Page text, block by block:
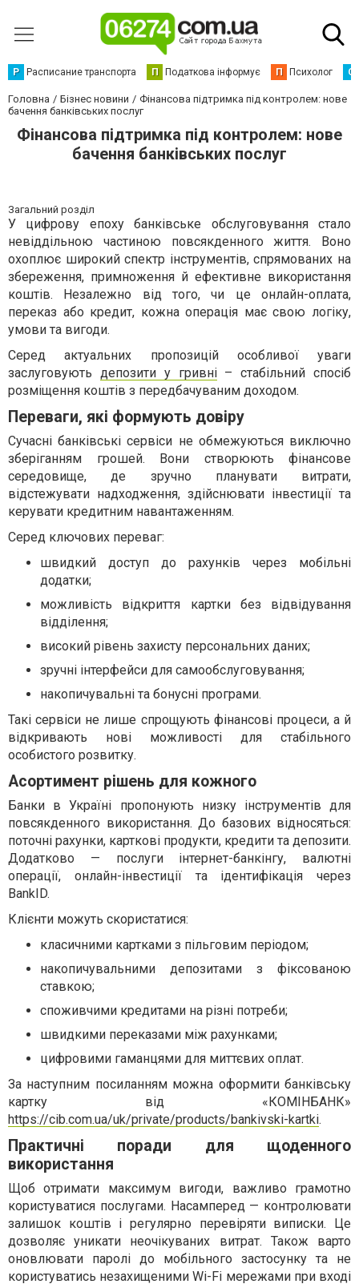
Р Расписание транспорта П Податкова інформує П Психолог С
Головна Бізнес новини
Фінансова підтримка під контролем: нове
бачення банківських послуг
Фінансова підтримка під контролем: нове
бачення банківських послуг
Загальний розділ
У цифрову епоху банківське обслуговування стало
невіддільною частиною повсякденного життя. Воно
охоплює широкий спектр інструментів, спрямованих на
збереження, примноження й ефективне використання
коштів. Незалежно від того, чи це онлайн-оплата,
переказ або кредит, кожна операція має свою логіку,
умови та вигоди.
Серед актуальних пропозицій особливої уваги
заслуговують депозити у гривні– стабільний спосіб
розміщення коштів з передбачуваним доходом.
Переваги, які формують довіру
Сучасні банківські сервіси не обмежуються виключно
зберіганням грошей. Вони створюють фінансове
середовище, де зручно планувати витрати,
відстежувати надходження, здійснювати інвестиції та
керувати кредитним навантаженням.
Серед ключових переваг:
швидкий доступ до рахунків через мобільні
додатки;
можливість відкриття картки без відвідування
відділення;
високий рівень захисту персональних даних;
зручні інтерфейси для самообслуговування;
накопичувальні та бонусні програми.
Такі сервіси не лише спрощують фінансові процеси, а й
відкривають нові можливості для стабільного
особистого розвитку.
Асортимент рішень для кожного
Банки в Україні пропонують низку інструментів для
повсякденного використання. До базових відносяться:
поточні рахунки, карткові продукти, кредити та депозити.
Додатково — послуги інтернет-банкінгу, валютні
операції, онлайн-інвестиції та ідентифікація через
BankID.
Клієнти можуть скористатися:
класичними картками з пільговим періодом;
накопичувальними депозитами з фіксованою
ставкою;
споживчими кредитами на різні потреби;
швидкими переказами між рахунками;
цифровими гаманцями для миттєвих оплат.
За наступним посиланням можна оформити банківську
картку від «КОМІНБАНК»
https://cib.com.ua/uk/private/products/bankivski-kartki.
Практичні поради для щоденного
використання
Щоб отримати максимум вигоди, важливо грамотно
користуватися послугами. Насамперед — контролювати
залишок коштів і регулярно перевіряти виписки. Це
дозволяє уникати неочікуваних витрат. Також варто
оновлювати паролі до мобільного застосунку та не
користуватись незахищеними Wi-Fi мережами при вході